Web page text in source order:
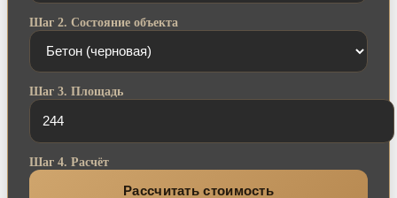
Шаг 2. Состояние объекта
Шаг 3. Площадь
Шаг 4. Расчёт
Рассчитать стоимость